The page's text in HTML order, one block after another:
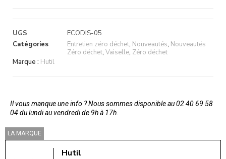
UGS
ECODIS-05
Catégories
Entretien zéro déchet, Nouveautés, Nouveautés
Zéro déchet, Vaiselle, Zéro déchet
Marque : Hutil
Il vous manque une info ? Nous sommes disponible au 02 40 69 58
04 du lundi au vendredi de 9h à 17h.
LA MARQUE
Hutil